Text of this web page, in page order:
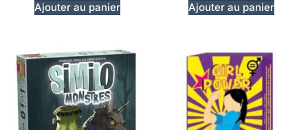
Ajouter au panier Ajouter au panier